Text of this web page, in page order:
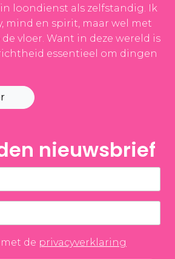
loondienst als zelfstandig. Ik
mind en spirit, maar wel met
vloer. Want in deze wereld is
essentieel om dingen
nieuwsbrief
de privacyverklaring